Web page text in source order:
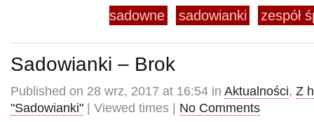
sadowne sadowianki zespół
Sadowianki – Brok
Published on 28 wrz, 2017 at 16:54 in Aktualności, Z
"Sadowianki" | Viewed times | No Comments